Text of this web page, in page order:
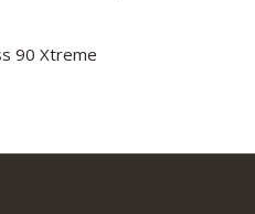
90 Xtreme